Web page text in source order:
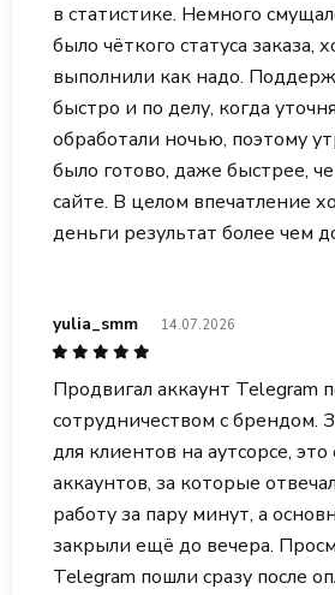
в статистике. Немного
было чёткого статуса заказа,
выполнили как надо.
быстро и по делу, когда
обработали ночью, поэтому
было готово, даже быстрее,
сайте. В целом впечатление
деньги результат более чем
yulia_smm 14.07.2026
Продвигал аккаунт Telegram
сотрудничеством с брендом.
для клиентов на аутсорсе,
аккаунтов, за которые
работу за пару минут, а
закрыли ещё до вечера.
Telegram пошли сразу после